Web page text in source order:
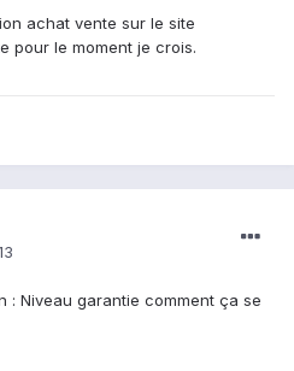
achat vente sur le site
pour le moment je crois.
: Niveau garantie comment ça se